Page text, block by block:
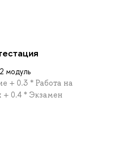
модуль
+ 0.3 * Работа на
+ 0.4 * Экзамен